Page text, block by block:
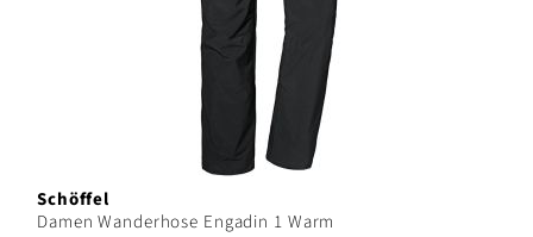
Schöffel
Damen Wanderhose Engadin 1 Warm